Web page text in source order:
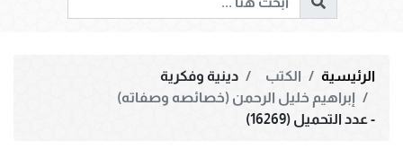
الرئيسية الكتب
دينية وفكرية
إبراهيم خليل الرحمن (خصائصه وصفاته)
- عدد التحميل (16269)